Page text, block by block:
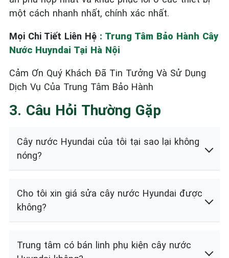
một cách nhanh nhất, chính xác nhất.
Mọi Chi Tiết Liên Hệ : Trung Tâm Bảo Hành Cây
Nước Huyndai Tại Hà Nội
Cảm Ơn Quý Khách Đã Tin Tưởng Và Sử Dụng
Dịch Vụ Của Trung Tâm Bảo Hành
3. Câu Hỏi Thường Gặp
Cây nước Hyundai của tôi tại sao lại không
nóng?
Cho tôi xin giá sửa cây nước Hyundai được
không?
Trung tâm có bán linh phụ kiện cây nước